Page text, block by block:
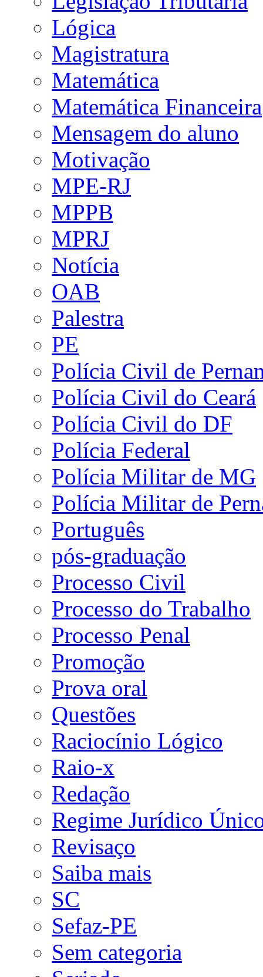
Lógica
Magistratura
Matemática
Matemática Financeira
Mensagem do aluno
Motivação
MPE-RJ
MPPB
MPRJ
Notícia
OAB
Palestra
PE
Polícia Civil de
Polícia Civil do Ceará
Polícia Civil do DF
Polícia Federal
Polícia Militar de MG
Polícia Militar de
Português
pós-graduação
Processo Civil
Processo do Trabalho
Processo Penal
Promoção
Prova oral
Questões
Raciocínio Lógico
Raio-x
Redação
Regime Jurídico
Revisaço
Saiba mais
SC
Sefaz-PE
Sem categoria